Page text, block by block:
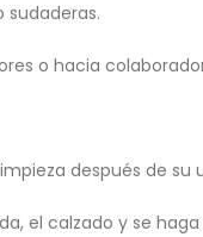
sudaderas.
o hacia
después de
el calzado y se